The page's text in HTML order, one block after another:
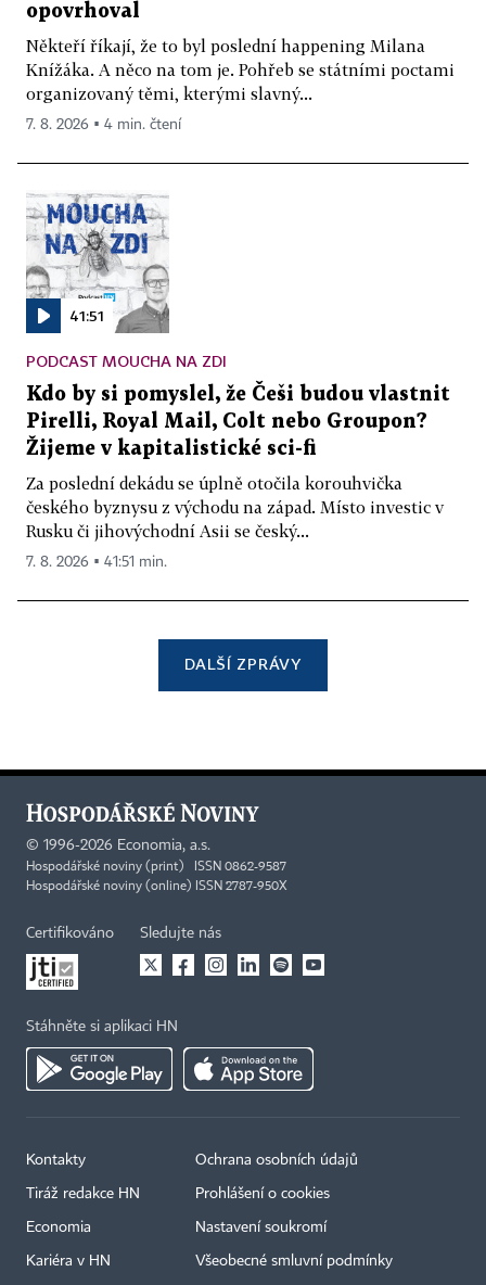
opovrhoval
Někteří říkají, že to byl poslední happening Milana
Knížáka. A něco na tom je. Pohřeb se státními poctami
organizovaný těmi, kterými slavný...
7. 8. 2026 ▪ 4 min. čtení
41:51
PODCAST MOUCHA NA ZDI
Kdo by si pomyslel, že Češi budou vlastnit
Pirelli, Royal Mail, Colt nebo Groupon?
Žijeme v kapitalistické sci-fi
Za poslední dekádu se úplně otočila korouhvička
českého byznysu z východu na západ. Místo investic v
Rusku či jihovýchodní Asii se český...
7. 8. 2026 ▪ 41:51 min.
DALŠÍ ZPRÁVY
© 1996-2026 Economia, a.s.
Hospodářské noviny (print) ISSN 0862-9587
Hospodářské noviny (online) ISSN 2787-950X
Certifikováno Sledujte nás
Stáhněte si aplikaci HN
Kontakty
Tiráž redakce HN
Economia
Kariéra v HN
Ochrana osobních údajů
Prohlášení o cookies
Nastavení soukromí
Všeobecné smluvní podmínky